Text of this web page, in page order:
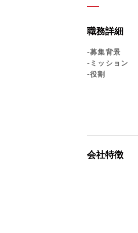
職務詳細
-募集背景
-ミッション
-役割
会社特徴